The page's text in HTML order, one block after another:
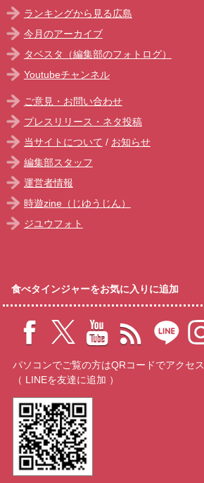
ランキングから見る広島
今月のアーカイブ
タベスタ（編集部のフォトログ）
Youtubeチャンネル
ご意見・お問い合わせ
プレスリリース・ネタ投稿
当サイトについて / お知らせ
編集部スタッフ
運営者情報
時遊zine（じゆうじん）
ジユウフォト
食べタインジャーをお気に入りに追加
パソコンでご覧の方はQRコードでアクセス
（ LINEを友達に追加 ）